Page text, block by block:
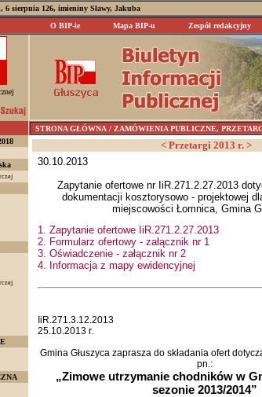
6 sierpnia 126, imieniny Sławy, Jakuba
O BIP-ie
Mapa BIP-u Zespół redakcyjny
STRONA GŁÓWNA / ZAMÓWIENIA PUBLICZNE,
< Przetargi 2013 r. >
30.10.2013
Zapytanie ofertowe nr IiR.271.2.27.2013
dokumentacji kosztorysowo - projektowej
miejscowości Łomnica, Gmina
1. Zapytanie ofertowe IiR.271.2.27.2013
2. Formularz ofertowy - załącznik nr 1
3. Oświadczenie - załącznik nr 2
4. Informacja z mapy ewidencyjnej
IiR.271.3.12.2013
25.10.2013 r.
Gmina Głuszyca zaprasza do składania ofert
pn.:
„Zimowe utrzymanie chodników w
sezonie 2013/2014”